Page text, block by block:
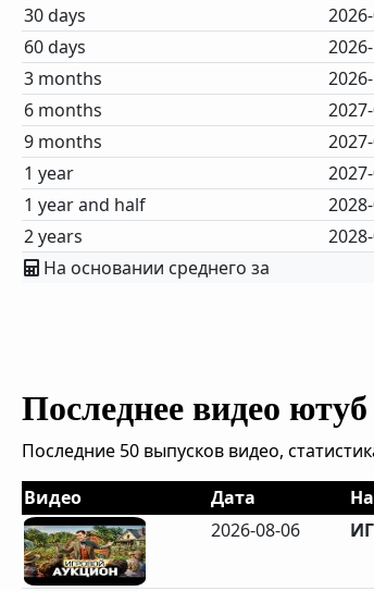
30 days
60 days
3 months
6 months
9 months
1 year
1 year and half
2 years
На основании среднего за
Последнее видео
Последние 50 выпусков видео,
Видео
Дата
2026-08-06